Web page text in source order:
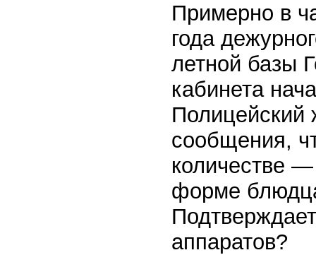
Примерно в
года
летной базы
кабинета
Полицейский
сообщения,
количестве
форме
аппаратов?